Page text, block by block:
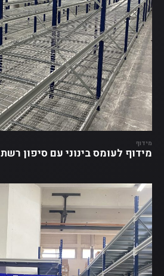
מידוף
מידוף לעומס בינוני עם סיפון רשת‎